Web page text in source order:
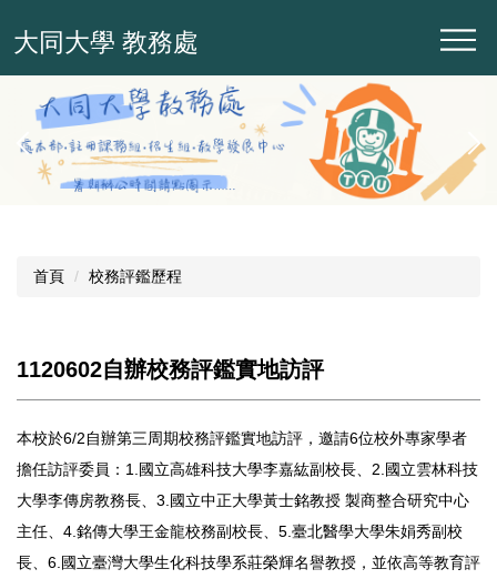
到
區
大同大學 教務處
首頁 校務評鑑歷程
1120602自辦校務評鑑實地訪評
本校於6/2自辦第三周期校務評鑑實地訪評，邀請6位校外專家學者
擔任訪評委員：1.國立高雄科技大學李嘉紘副校長、2.國立雲林科技
大學李傳房教務長、3.國立中正大學黃士銘教授 製商整合研究中心
主任、4.銘傳大學王金龍校務副校長、5.臺北醫學大學朱娟秀副校
長、6.國立臺灣大學生化科技學系莊榮輝名譽教授，並依高等教育評